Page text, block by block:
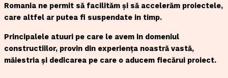
Romania ne permit să facilităm și să accelerăm proiectele,
care altfel ar putea fi suspendate in timp.
Principalele atuuri pe care le avem in domeniul
constructiilor, provin din experiența noastră vastă,
măiestria și dedicarea pe care o aducem fiecărui proiect.